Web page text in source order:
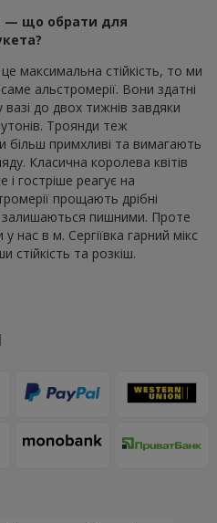
— що обрати для
максимальна стійкість, то ми
альстромерії. Вони здатні
вазі до двох тижнів завдяки
Троянди теж
більш примхливі та вимагають
Класична королева квітів
гостріше реагує на
прощають дрібні
пишними. Проте
в м. Сергіївка гарний мікс
стійкість та розкіш.